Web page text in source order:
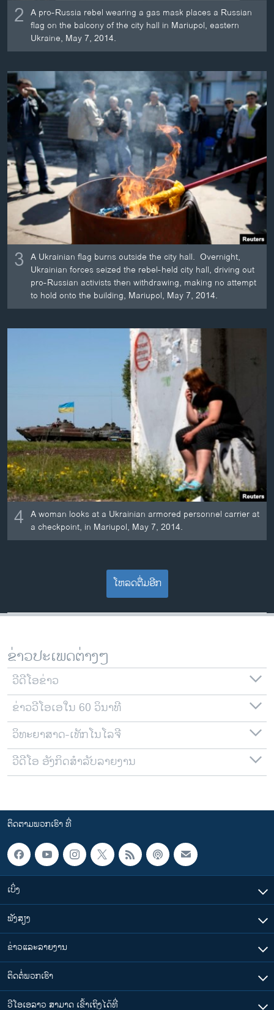
2 A pro-Russia rebel wearing a gas mask places a Russian
flag on the balcony of the city hall in Mariupol, eastern
Ukraine, May 7, 2014.
3 A Ukrainian flag burns outside the city hall. Overnight,
Ukrainian forces seized the rebel-held city hall, driving out
pro-Russian activists then withdrawing, making no attempt
to hold onto the building, Mariupol, May 7, 2014.
4 A woman looks at a Ukrainian armored personnel carrier at
a checkpoint, in Mariupol, May 7, 2014.
ໂຫລດຕື່ມອີກ
ຂ່າວປະເພດຕ່າງໆ
ວີດີໂອຂ່າວ
ຂ່າວວີໂອເອໃນ 60 ວິນາທີ
ວິທະຍາສາດ-ເທັກໂນໂລຈີ
ວີດີໂອ ອັງກິດສຳລັບລາຍງານ
ຕິດຕາມພວກເຮົາ ທີ່
ເບິ່ງ
ຟັງສຽງ
ຂ່າວແລະລາຍງານ
ຕິດຕໍ່ພວກເຮົາ
ວີໂອເອລາວ ສາມາດ ເຂົ້າເຖິງໄດ້ທີ່